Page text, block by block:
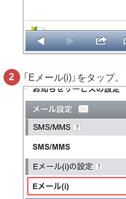
「Eメール(i)」をタップ。